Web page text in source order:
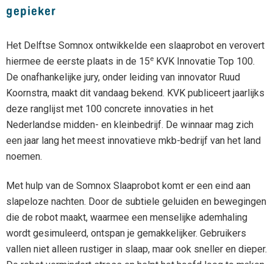
gepieker
Het Delftse Somnox ontwikkelde een slaaprobot en verovert
hiermee de eerste plaats in de 15e KVK Innovatie Top 100.
De onafhankelijke jury, onder leiding van innovator Ruud
Koornstra, maakt dit vandaag bekend. KVK publiceert jaarlijks
deze ranglijst met 100 concrete innovaties in het
Nederlandse midden- en kleinbedrijf. De winnaar mag zich
een jaar lang het meest innovatieve mkb-bedrijf van het land
noemen.
Met hulp van de Somnox Slaaprobot komt er een eind aan
slapeloze nachten. Door de subtiele geluiden en bewegingen
die de robot maakt, waarmee een menselijke ademhaling
wordt gesimuleerd, ontspan je gemakkelijker. Gebruikers
vallen niet alleen rustiger in slaap, maar ook sneller en dieper.